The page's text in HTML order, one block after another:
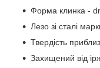
Форма клинка -
Лезо зі сталі
Твердість
Захищений від